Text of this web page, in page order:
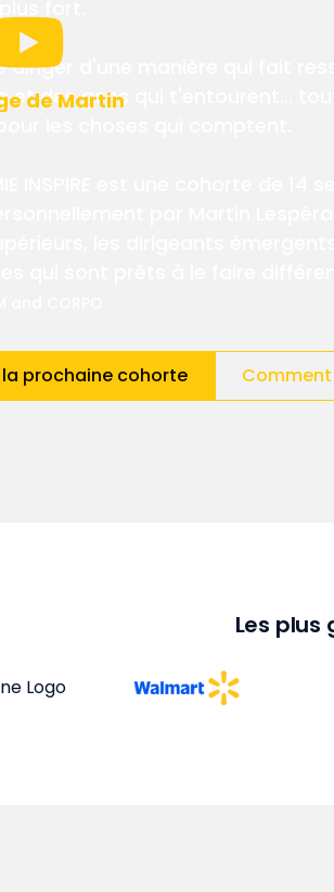
diriger d'une manière qui fait
et des gens qui t'entourent...
la prochaine cohorte
de Martin
Les